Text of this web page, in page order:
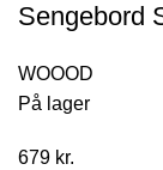
Sengebord
WOOOD
På lager
679 kr.